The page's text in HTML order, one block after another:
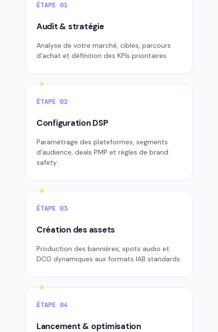
ÉTAPE 01
Audit & stratégie
Analyse de votre marché, cibles, parcours
d'achat et définition des KPIs prioritaires.
ÉTAPE 02
Configuration DSP
Paramétrage des plateformes, segments
d'audience, deals PMP et règles de brand
safety.
ÉTAPE 03
Création des assets
Production des bannières, spots audio et
DCO dynamiques aux formats IAB standards.
ÉTAPE 04
Lancement & optimisation